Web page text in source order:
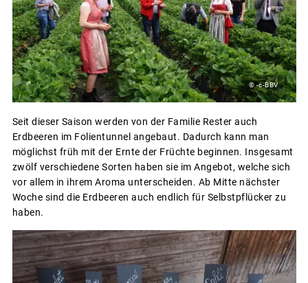
© -c-BBV
Seit dieser Saison werden von der Familie Rester auch
Erdbeeren im Folientunnel angebaut. Dadurch kann man
möglichst früh mit der Ernte der Früchte beginnen. Insgesamt
zwölf verschiedene Sorten haben sie im Angebot, welche sich
vor allem in ihrem Aroma unterscheiden. Ab Mitte nächster
Woche sind die Erdbeeren auch endlich für Selbstpflücker zu
haben.